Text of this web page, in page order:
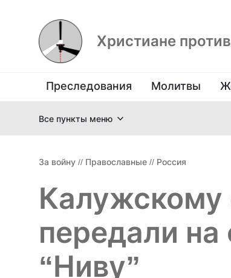
Христиане
Преследования Молитвы
Все пункты меню
За войну // Православные // Россия
передали
“Ниву”